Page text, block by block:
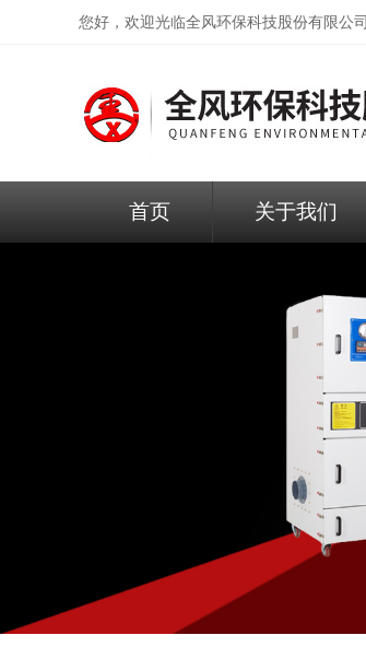
您好，欢迎光临全风环保科技股份有限公司
首页 关于我们